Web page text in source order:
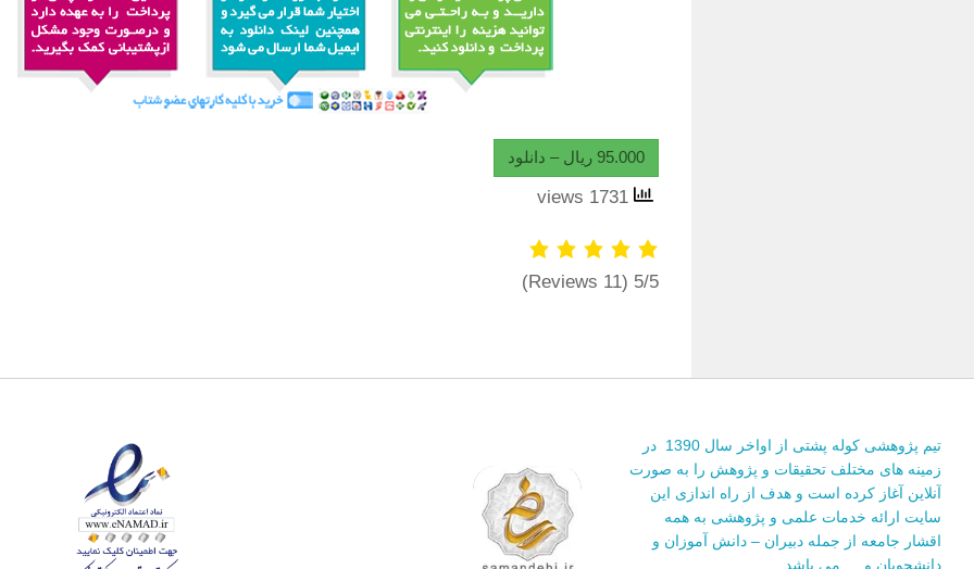
95.000 ریال – دانلود
5/5
(11 Reviews)
تیم پژوهشی کوله پشتی از اواخر سال 1390 در
زمینه های مختلف تحقیقات و پژوهش را به صورت
آنلاین آغاز کرده است و هدف از راه اندازی این
سایت ارائه خدمات علمی و پژوهشی به همه
اقشار جامعه از جمله دبیران – دانش آموزان و
دانشجویان و … می باشد.